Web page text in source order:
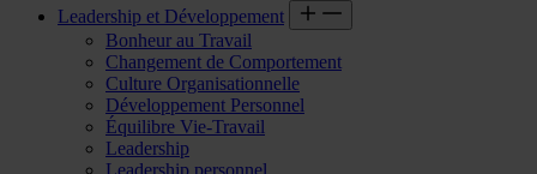
Leadership et Développement
Bonheur au Travail
Changement de Comportement
Culture Organisationnelle
Développement Personnel
Équilibre Vie-Travail
Leadership
Leadership personnel